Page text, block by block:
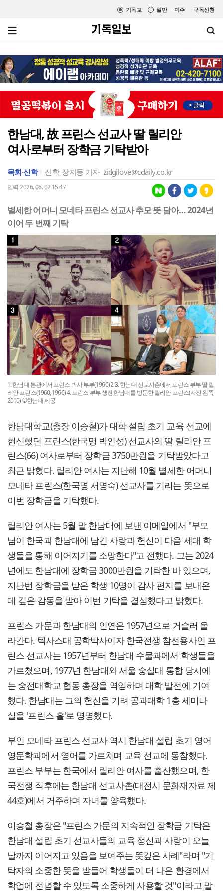
미주 구독신청
일반
기독교
한남대, 故 프린스 선교사 딸 릴리안
여사로부터 장학금 기탁받아
목회·신학 신학 장지동 기자 zidgilove@cdaily.co.kr
입력 2026. 06. 02 15:47
별세한 어머니 모네타 프린스 선교사 추모 뜻 담아… 2024년
이어 두 번째 기탁
1. 한남대 본관에서 프린스 박사 부부(1960) 2-3. 한남대 선교사촌에서 프린스 부부 딸 릴
리안 프린스(1960, 1966) 4. 프린스 부부 생전 한남대를 방문한 릴리안 프린스(사진 왼쪽,
2010) ©한남대 제공
한남대학교(총장 이승철)가 대학 설립 초기 교육 선교에
헌신했던 프린스(한국명 박인성) 선교사의 딸 릴리안 프
린스(66) 여사로부터 장학금 3750만원을 기탁받았다고
최근 밝혔다. 릴리안 여사는 지난해 10월 별세한 어머니
모네타 프린스(한국명 서명숙) 선교사를 기리는 뜻으로
이번 장학금을 기탁했다.
릴리안 여사는 5월 말 한남대에 보낸 이메일에서 "부모
님이 한국과 한남대에 남긴 사랑과 헌신이 다음 세대 학
생들을 통해 이어지기를 소망한다"고 전했다. 그는 2024
년에도 한남대에 장학금 3000만원을 기탁한 바 있으며,
지난번 장학금을 받은 학생 10명이 감사 편지를 보내온
데 깊은 감동을 받아 이번 기탁을 결심했다고 밝혔다.
프린스 가문과 한남대의 인연은 1957년으로 거슬러 올
라간다. 텍사스대 공학박사이자 한국전쟁 참전용사인 프
린스 선교사는 1957년부터 한남대 수물과에서 학생들을
가르쳤으며, 1977년 한남대와 서울 숭실대 통합 당시에
는 숭전대학교 협동 총장을 역임하며 대학 발전에 기여
했다. 한남대는 그의 헌신을 기려 공과대학 1층 세미나
실을 '프린스 홀'로 명명했다.
부인 모네타 프린스 선교사 역시 한남대 설립 초기 영어
영문학과에서 영어를 가르치며 교육 선교에 동참했다.
프린스 부부는 한국에서 릴리안 여사를 출산했으며, 한
국전쟁 직후에는 한남대 선교사촌(대전시 문화재자료 제
44호)에서 거주하며 자녀를 양육했다.
이승철 총장은 "프린스 가문의 지속적인 장학금 기탁은
한남대 설립 초기 선교사들의 교육 정신과 사랑이 오늘
날까지 이어지고 있음을 보여주는 뜻깊은 사례"라며 "기
탁자의 소중한 뜻을 받들어 학생들이 더 나은 환경에서
학업에 전념할 수 있도록 소중하게 사용할 것"이라고 말